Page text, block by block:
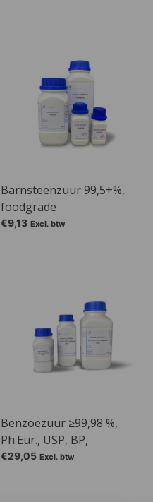
Barnsteenzuur 99,5+%,
foodgrade
€9,13 Excl. btw
Benzoëzuur ≥99,98 %,
Ph.Eur., USP, BP,
Foodgrade, E210
€29,05 Excl. btw